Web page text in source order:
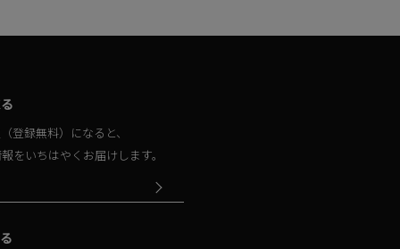
登録無料）になると、
をいちはやくお届けします。